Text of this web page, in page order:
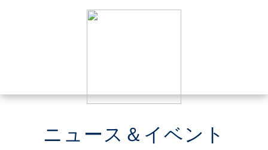
ニュース＆イベント